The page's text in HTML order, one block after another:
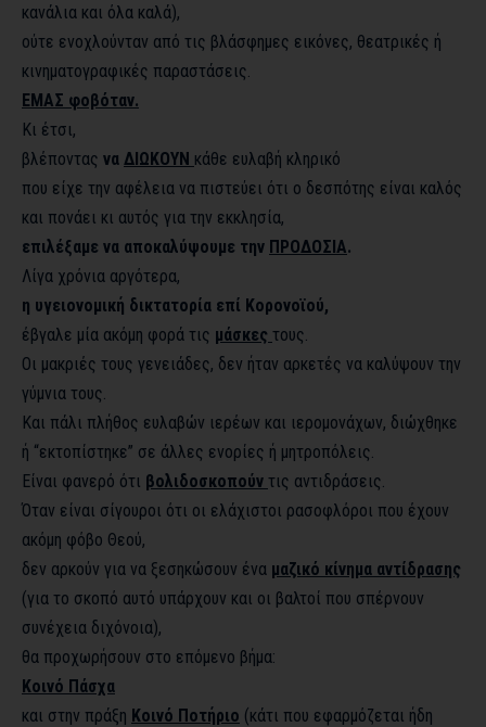
κανάλια και όλα καλά),
ούτε ενοχλούνταν από τις βλάσφημες εικόνες, θεατρικές ή
κινηματογραφικές παραστάσεις.
ΕΜΑΣ φοβόταν.
Κι έτσι,
βλέποντας να ΔΙΩΚΟΥΝ κάθε ευλαβή κληρικό
που είχε την αφέλεια να πιστεύει ότι ο δεσπότης είναι καλός
και πονάει κι αυτός για την εκκλησία,
επιλέξαμε να αποκαλύψουμε την ΠΡΟΔΟΣΙΑ.
Λίγα χρόνια αργότερα,
η υγειονομική δικτατορία επί Κορονοϊού,
έβγαλε μία ακόμη φορά τις μάσκες τους.
Οι μακριές τους γενειάδες, δεν ήταν αρκετές να καλύψουν την
γύμνια τους.
Και πάλι πλήθος ευλαβών ιερέων και ιερομονάχων, διώχθηκε
ή “εκτοπίστηκε” σε άλλες ενορίες ή μητροπόλεις.
Είναι φανερό ότι βολιδοσκοπούν τις αντιδράσεις.
Όταν είναι σίγουροι ότι οι ελάχιστοι ρασοφλόροι που έχουν
ακόμη φόβο Θεού,
δεν αρκούν για να ξεσηκώσουν ένα μαζικό κίνημα αντίδρασης
(για το σκοπό αυτό υπάρχουν και οι βαλτοί που σπέρνουν
συνέχεια διχόνοια),
θα προχωρήσουν στο επόμενο βήμα:
Κοινό Πάσχα
και στην πράξη Κοινό Ποτήριο (κάτι που εφαρμόζεται ήδη